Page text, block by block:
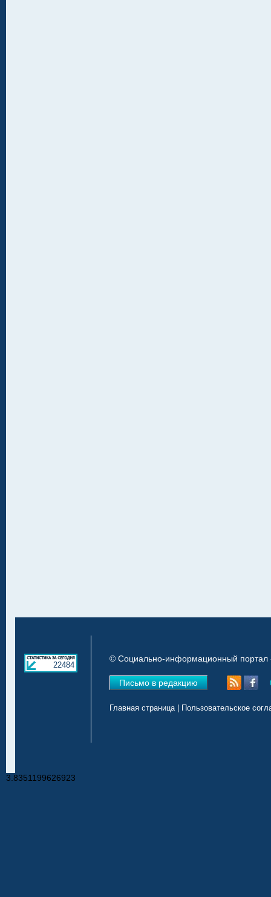
22484
© Социально-информационный портал
Письмо в редакцию
Главная страница| Пользовательское
3.8351199626923